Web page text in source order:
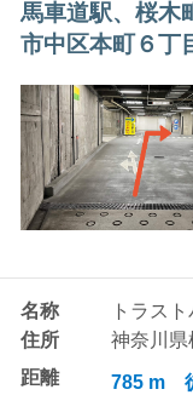
馬車道駅、桜木
市中区本町６丁
名称
トラス
住所
神奈川県
距離
785 m